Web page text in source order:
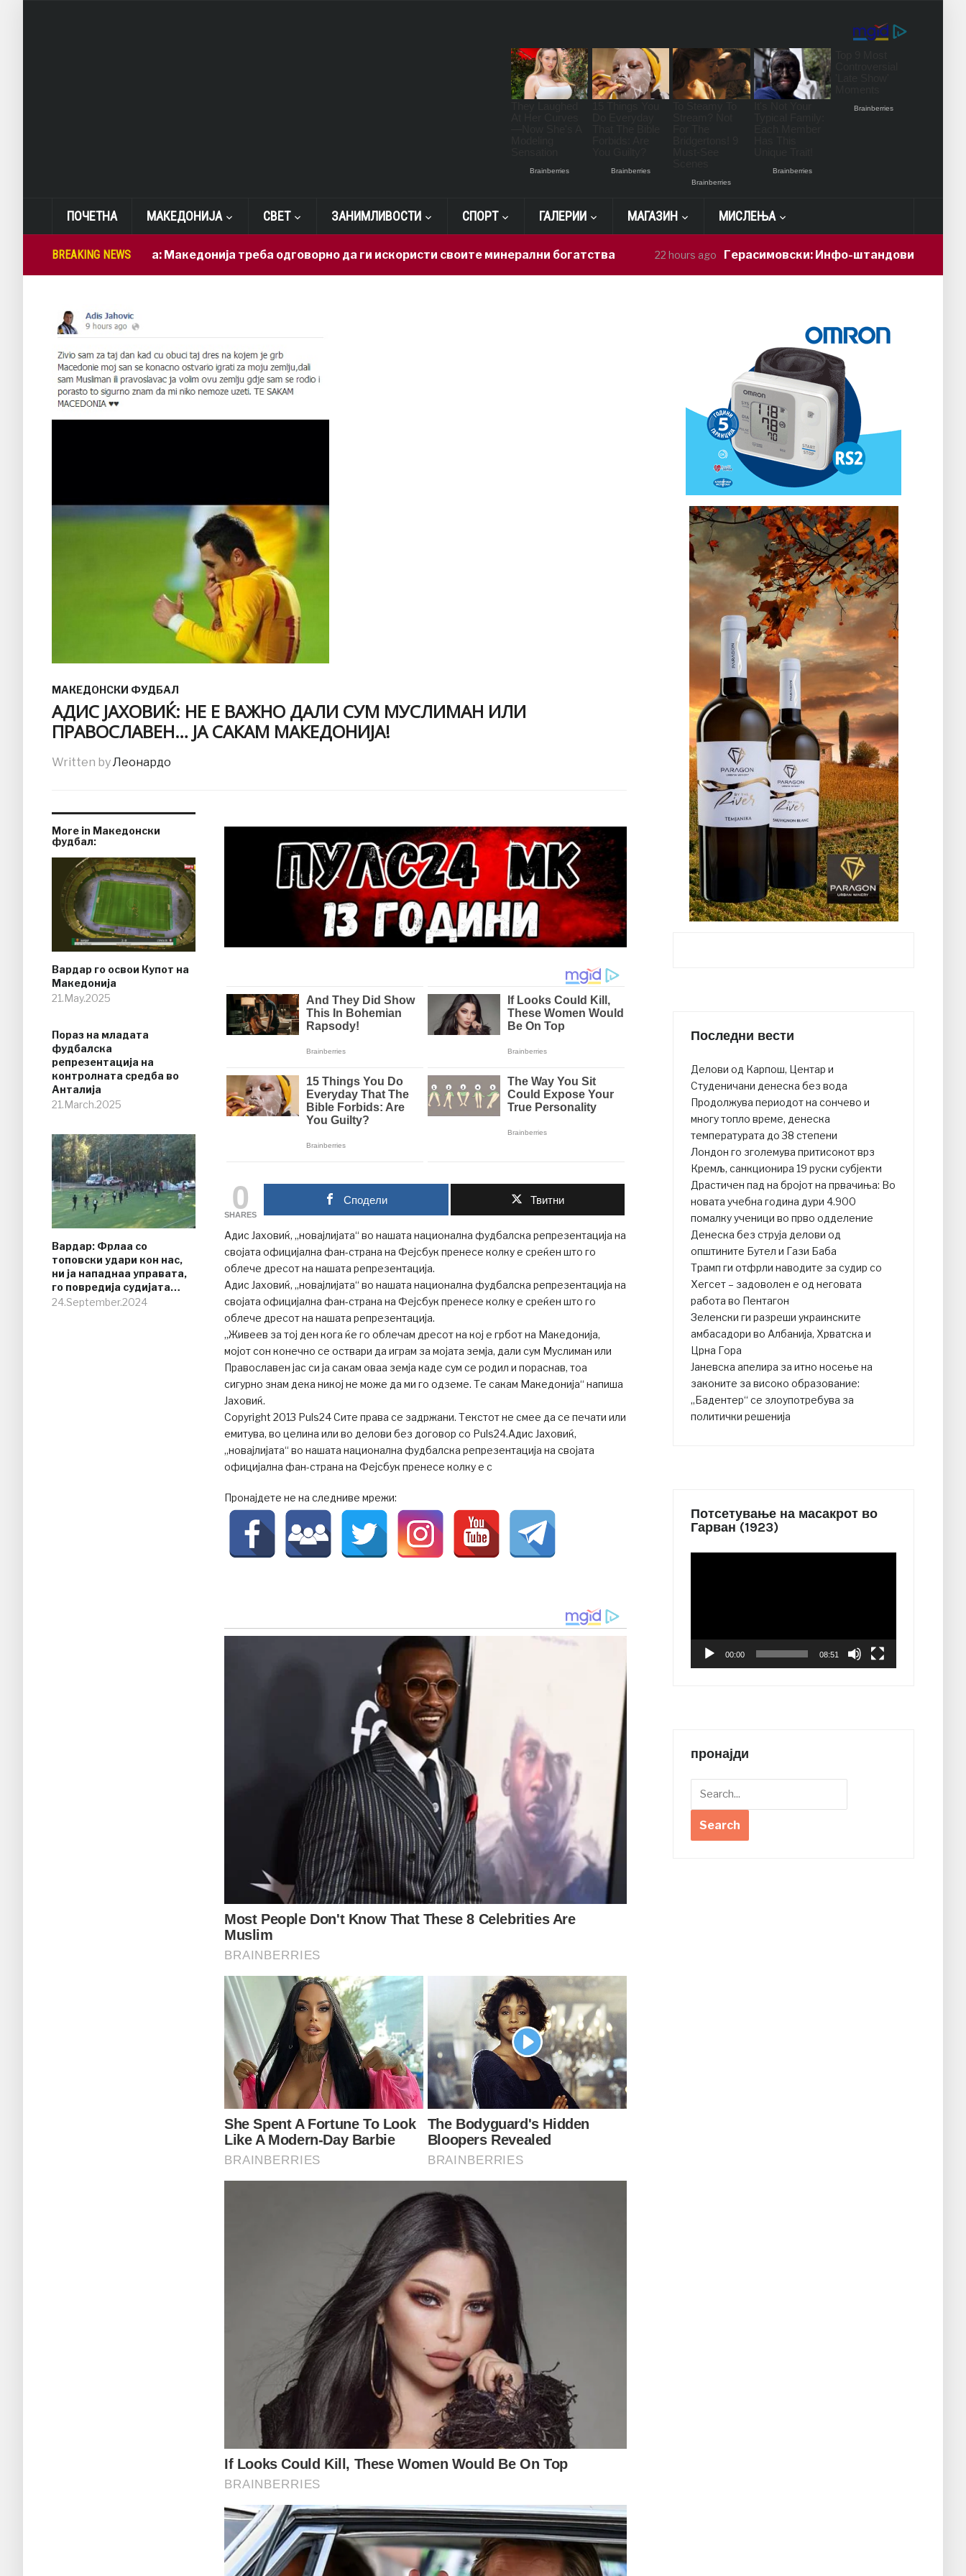
ПОЧЕТНА МАКЕДОНИЈА СВЕТ ЗАНИМЛИВОСТИ СПОРТ ГАЛЕРИИ МАГАЗИН МИСЛЕЊА
BREAKING NEWS
Лепиткова: Македонија треба одговорно да ги искористи своите минерални богатства 22 hours ago Герасимовски: Инфо-штандови и здравствени
МАКЕДОНСКИ ФУДБАЛ
АДИС ЈАХОВИЌ: НЕ Е ВАЖНО ДАЛИ СУМ МУСЛИМАН ИЛИ
ПРАВОСЛАВЕН… ЈА САКАМ МАКЕДОНИЈА!
Written byЛеонардо
More in Македонски
фудбал:
Вардар го освои Купот на
Македонија
21.May.2025
Пораз на младата
фудбалска
репрезентација на
контролната средба во
Анталија
21.March.2025
Вардар: Фрлаа со
топовски удари кон нас,
ни ја нападнаа управата,
го повредија судијата…
24.September.2024
0
SHARES
Сподели Твитни
Адис Јаховиќ, „новајлијата“ во нашата национална фудбалска репрезентација на
својата официјална фан-страна на Фејсбук пренесе колку е среќен што го
облече дресот на нашата репрезентација.
Адис Јаховиќ, „новајлијата“ во нашата национална фудбалска репрезентација на
својата официјална фан-страна на Фејсбук пренесе колку е среќен што го
облече дресот на нашата репрезентација.
„Живеев за тој ден кога ќе го облечам дресот на кој е грбот на Македонија,
мојот сон конечно се оствари да играм за мојата земја, дали сум Муслиман или
Православен јас си ја сакам оваа земја каде сум се родил и пораснав, тоа
сигурно знам дека никој не може да ми го одземе. Те сакам Македонија“ напиша
Јаховиќ.
Copyright 2013 Puls24 Сите права се задржани. Текстот не смее да се печати или
емитува, во целина или во делови без договор со Puls24.Адис Јаховиќ,
„новајлијата“ во нашата национална фудбалска репрезентација на својата
официјална фан-страна на Фејсбук пренесе колку е с
Пронајдете не на следниве мрежи:
Последни вести
Делови од Карпош, Центар и
Студеничани денеска без вода
Продолжува периодот на сончево и
многу топло време, денеска
температурата до 38 степени
Лондон го зголемува притисокот врз
Кремљ, санкционира 19 руски субјекти
Драстичен пад на бројот на првачиња: Во
новата учебна година дури 4.900
помалку ученици во прво одделение
Денеска без струја делови од
општините Бутел и Гази Баба
Трамп ги отфрли наводите за судир со
Хегсет – задоволен е од неговата
работа во Пентагон
Зеленски ги разреши украинските
амбасадори во Албанија, Хрватска и
Црна Гора
Јаневска апелира за итно носење на
законите за високо образование:
„Бадентер“ се злоупотребува за
политички решенија
Потсетување на масакрот во
Гарван (1923)
00:00 08:51
пронајди